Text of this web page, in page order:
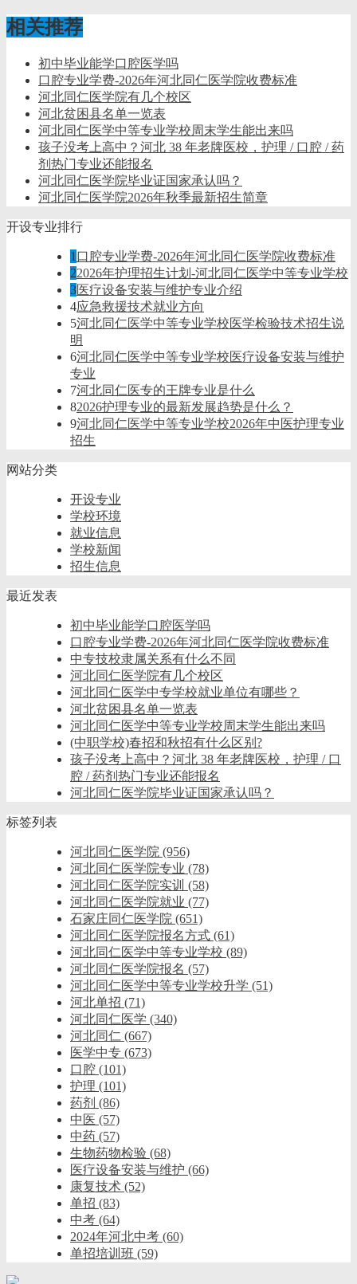
相关推荐
初中毕业能学口腔医学吗
口腔专业学费-2026年河北同仁医学院收费标准
河北同仁医学院有几个校区
河北贫困县名单一览表
河北同仁医学中等专业学校周末学生能出来吗
孩子没考上高中？河北 38 年老牌医校，护理 / 口腔 / 药
剂热门专业还能报名
河北同仁医学院毕业证国家承认吗？
河北同仁医学院2026年秋季最新招生简章
开设专业排行
1 口腔专业学费-2026年河北同仁医学院收费标准
22026年护理招生计划-河北同仁医学中等专业学校
3医疗设备安装与维护专业介绍
4应急救援技术就业方向
5河北同仁医学中等专业学校医学检验技术招生说
明
6河北同仁医学中等专业学校医疗设备安装与维护
专业
7河北同仁医专的王牌专业是什么
82026护理专业的最新发展趋势是什么？
9河北同仁医学中等专业学校2026年中医护理专业
招生
网站分类
开设专业
学校环境
就业信息
学校新闻
招生信息
最近发表
初中毕业能学口腔医学吗
口腔专业学费-2026年河北同仁医学院收费标准
中专技校隶属关系有什么不同
河北同仁医学院有几个校区
河北同仁医学中专学校就业单位有哪些？
河北贫困县名单一览表
河北同仁医学中等专业学校周末学生能出来吗
(中职学校)春招和秋招有什么区别?
孩子没考上高中？河北 38 年老牌医校，护理 / 口
腔 / 药剂热门专业还能报名
河北同仁医学院毕业证国家承认吗？
标签列表
河北同仁医学院 (956)
河北同仁医学院专业 (78)
河北同仁医学院实训 (58)
河北同仁医学院就业 (77)
石家庄同仁医学院 (651)
河北同仁医学院报名方式 (61)
河北同仁医学中等专业学校 (89)
河北同仁医学院报名 (57)
河北同仁医学中等专业学校升学 (51)
河北单招 (71)
河北同仁医学 (340)
河北同仁 (667)
医学中专 (673)
口腔 (101)
护理 (101)
药剂 (86)
中医 (57)
中药 (57)
生物药物检验 (68)
医疗设备安装与维护 (66)
康复技术 (52)
单招 (83)
中考 (64)
2024年河北中考 (60)
单招培训班 (59)